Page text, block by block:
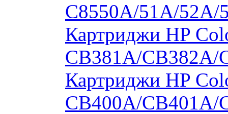
C8550A/51A/
Картриджи HP
CB381A/CB382A/
Картриджи HP
CB400A/CB401A/